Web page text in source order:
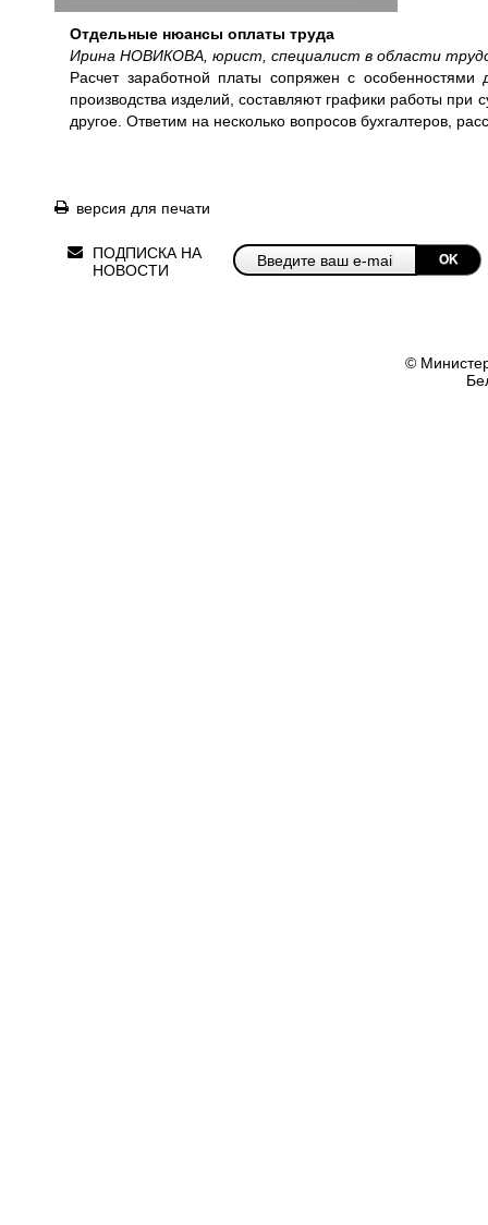
Отдельные нюансы оплаты труда
Ирина НОВИКОВА, юрист, специалист в области
Расчет заработной платы сопряжен с
производства изделий, составляют графики работы
другое. Ответим на несколько вопросов бухгалтеров,
версия для печати
ПОДПИСКА НА
НОВОСТИ
OK
©